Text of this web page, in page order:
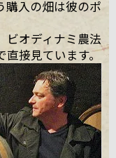
購入の畑は彼のポ
ビオディナミ農法
直接見ています。